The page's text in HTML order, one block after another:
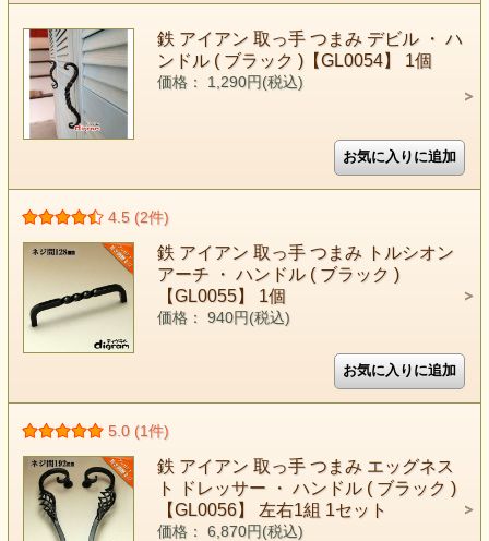
鉄 アイアン 取っ手 つまみ デビル ・ ハ
ンドル ( ブラック )【GL0054】 1個
価格： 1,290円(税込)
4.5 (2件)
鉄 アイアン 取っ手 つまみ トルシオン
アーチ ・ ハンドル ( ブラック )
【GL0055】 1個
価格： 940円(税込)
5.0 (1件)
鉄 アイアン 取っ手 つまみ エッグネス
ト ドレッサー ・ ハンドル ( ブラック )
【GL0056】 左右1組 1セット
価格： 6,870円(税込)